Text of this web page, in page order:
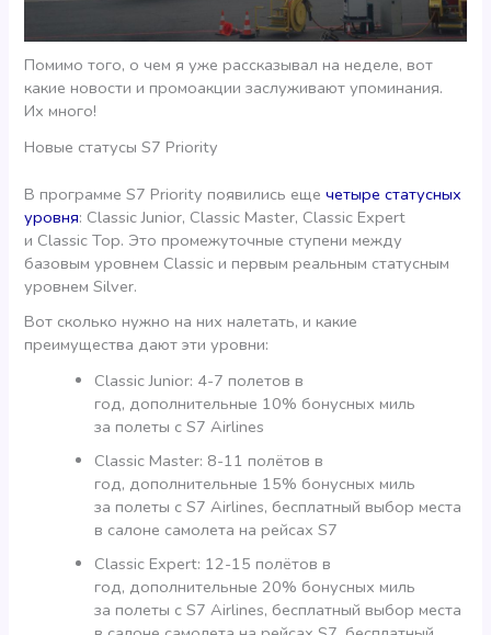
Помимо того, о чем я уже рассказывал на неделе, вот
какие новости и промоакции заслуживают упоминания.
Их много!
Новые статусы S7 Priority
В программе S7 Priority появились ещечетыре статусных
уровня: Classic Junior, Classic Master, Classic Expert
и Classic Top. Это промежуточные ступени между
базовым уровнем Classic и первым реальным статусным
уровнем Silver.
Вот сколько нужно на них налетать, и какие
преимущества дают эти уровни:
Classic Junior: 4-7 полетов в
год, дополнительные 10% бонусных миль
за полеты с S7 Airlines
Classic Master: 8-11 полётов в
год, дополнительные 15% бонусных миль
за полеты с S7 Airlines, бесплатный выбор места
в салоне самолета на рейсах S7
Classic Expert: 12-15 полётов в
год, дополнительные 20% бонусных миль
за полеты с S7 Airlines, бесплатный выбор места